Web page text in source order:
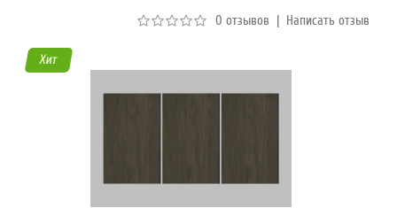
01-
0 отзывов | Написать отзыв
Хит